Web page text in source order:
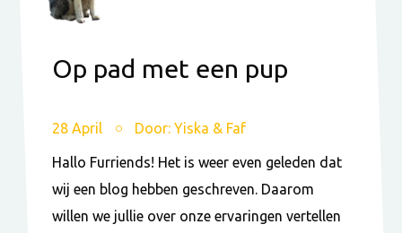
Op pad met een pup
28 April Door: Yiska & Faf
Hallo Furriends! Het is weer even geleden dat
wij een blog hebben geschreven. Daarom
willen we jullie over onze ervaringen vertellen